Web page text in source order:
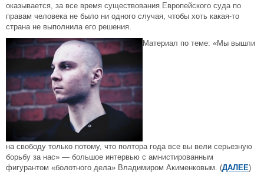
оказывается, за все время существования Европейского суда по
правам человека не было ни одного случая, чтобы хоть какая-то
страна не выполнила его решения.
Материал по теме: «Мы вышли
на свободу только потому, что полтора года все вы вели серьезную
борьбу за нас» — большое интервью с амнистированным
фигурантом «болотного дела» Владимиром Акименковым. (ДАЛЕЕ)